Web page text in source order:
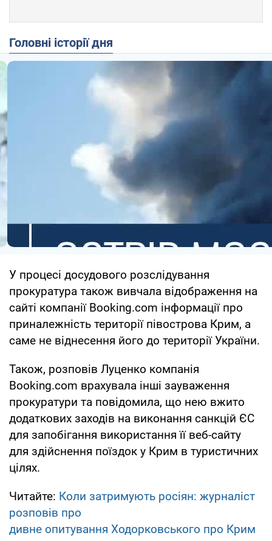
Головні історії дня
У процесі досудового розслідування
прокуратура також вивчала відображення на
сайті компанії Booking.com інформації про
приналежність території півострова Крим, а
саме не віднесення його до території України.
Також, розповів Луценко компанія
Booking.com врахувала інші зауваження
прокуратури та повідомила, що нею вжито
додаткових заходів на виконання санкцій ЄС
для запобігання використання її веб-сайту
для здійснення поїздок у Крим в туристичних
цілях.
Читайте: Коли затримують росіян: журналіст
розповів про
дивне опитування Ходорковського про Крим